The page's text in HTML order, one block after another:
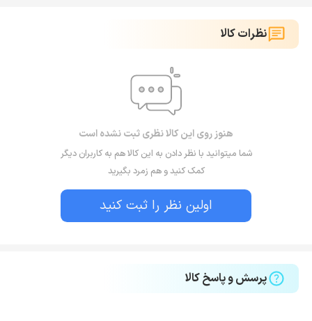
نظرات کالا
هنوز روی این کالا نظری ثبت نشده است
شما میتوانید با نظر دادن به این کالا هم به کاربران دیگر
کمک کنید و هم زمرد بگیرید
اولین نظر را ثبت کنید
پرسش و پاسخ کالا